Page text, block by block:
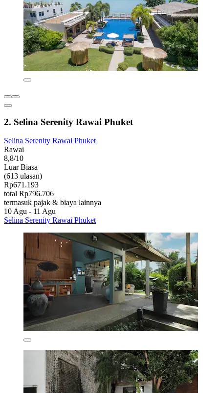
2. Selina Serenity Rawai Phuket
Selina Serenity Rawai Phuket
Rawai
8,8/10
Luar Biasa
(613 ulasan)
Rp671.193
total Rp796.706
termasuk pajak & biaya lainnya
10 Agu - 11 Agu
Selina Serenity Rawai Phuket